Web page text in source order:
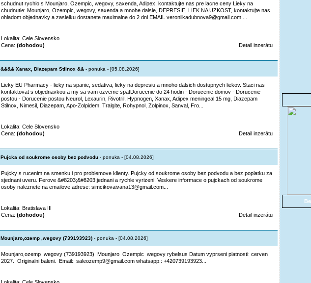
schudnut rychlo s Mounjaro, Ozempic, wegovy, saxenda, Adipex, kontaktujte nas pre lacne ceny Lieky na
chudnutie: Mounjaro, Ozempic, wegovy, saxenda a mnohe dalsie, DEPRESIE, LIEK NA UZKOST, kontaktujte nas
ohladom objednavky a zasielku dostanete maximalne do 2 dni EMAIL veroniikadubnova9@gmail.com ...
Lokalita: Cele Slovensko
Cena: (dohodou) Detail inzerátu
&&&& Xanax, Diazepam Stilnox && - ponuka - [05.08.2026]
Lieky EU Pharmacy - lieky na spanie, sedativa, lieky na depresiu a mnoho dalsich dostupnych liekov. Staci nas
kontaktovat s objednavkou a my sa vam ozveme spatDorucenie do 24 hodin - Dorucenie domov - Dorucenie
postou - Dorucenie postou Neurol, Lexaurin, Rivotril, Hypnogen, Xanax, Adipex meningeal 15 mg, Diazepam
Stilnox, Nimesil, Diazepam, Apo-Zolpidem, Tralgite, Rohypnol, Zolpinox, Sanval, Fro...
Lokalita: Cele Slovensko
Cena: (dohodou) Detail inzerátu
Pujcka od soukrome osoby bez podvodu - ponuka - [04.08.2026]
Pujcky s rucenim na smenku i pro problemove klienty. Pujcky od soukrome osoby bez podvodu a bez poplatku za
sjednani uveru. Ferove &#8203;&#8203;jednani a rychle vyrizeni. Veskere informace o pujckach od soukrome
osoby naleznete na emailove adrese: simcikovaivana13@gmail.com...
Lokalita: Bratislava III
Cena: (dohodou) Detail inzerátu
Mounjaro,ozemp ,wegovy (739193923) - ponuka - [04.08.2026]
Mounjaro,ozemp ,wegovy (739193923) Mounjaro Ozempic wegovy rybelsus Datum vyprseni platnosti: cerven
2027. Originalni baleni. Email:: saleozemp9@gmail.com whatsapp:: +420739193923...